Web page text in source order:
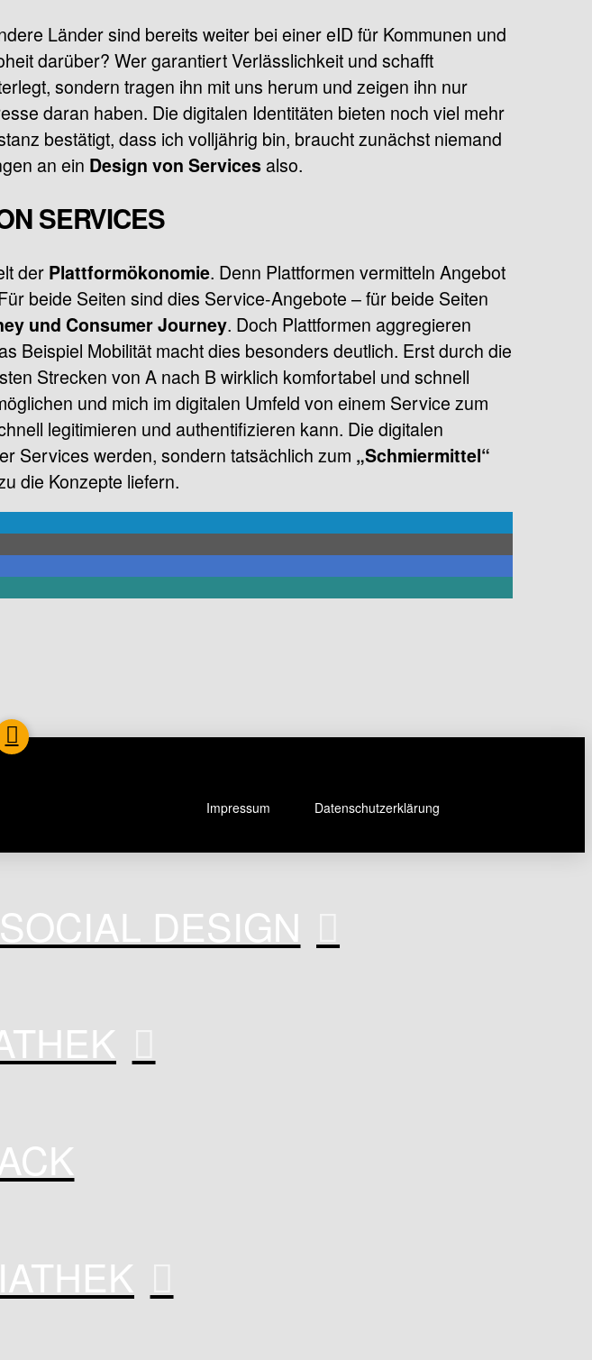
Länder sind bereits weiter bei einer eID für Kommunen und
darüber? Wer garantiert Verlässlichkeit und schafft
sondern tragen ihn mit uns herum und zeigen ihn nur
daran haben. Die digitalen Identitäten bieten noch viel mehr
bestätigt, dass ich volljährig bin, braucht zunächst niemand
an ein Design von Servicesalso.
SERVICES
der Plattformökonomie. Denn Plattformen vermitteln Angebot
beide Seiten sind dies Service-Angebote – für beide Seiten
und Consumer Journey. Doch Plattformen aggregieren
Beispiel Mobilität macht dies besonders deutlich. Erst durch die
Strecken von A nach B wirklich komfortabel und schnell
und mich im digitalen Umfeld von einem Service zum
legitimieren und authentifizieren kann. Die digitalen
Services werden, sondern tatsächlich zum „Schmiermittel“
die Konzepte liefern.
Impressum Datenschutzerklärung
DESIGN